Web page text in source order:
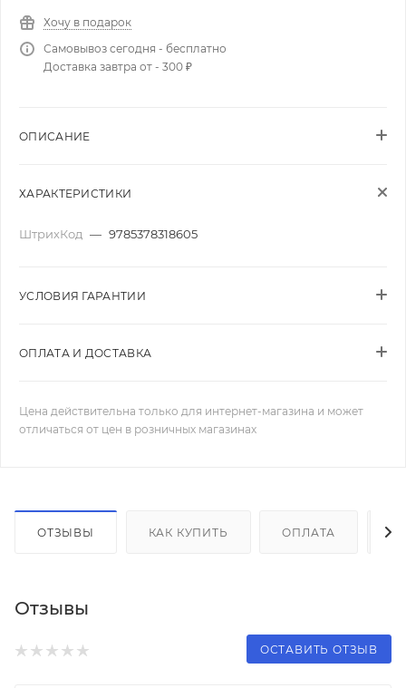
Хочу в подарок
Самовывоз сегодня - бесплатно
Доставка завтра от - 300 ₽
ОПИСАНИЕ
ХАРАКТЕРИСТИКИ
ШтрихКод — 9785378318605
УСЛОВИЯ ГАРАНТИИ
ОПЛАТА И ДОСТАВКА
Цена действительна только для интернет-магазина и может
отличаться от цен в розничных магазинах
ОТЗЫВЫ КАК КУПИТЬ ОПЛАТА
Отзывы
ОСТАВИТЬ ОТЗЫВ